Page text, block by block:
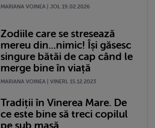
MARIANA VOINEA | JOI, 19.02.2026
Zodiile care se stresează
mereu din...nimic! Își găsesc
singure bătăi de cap când le
merge bine în viață
MARIANA VOINEA | VINERI, 15.12.2023
Tradiții în Vinerea Mare. De
ce este bine să treci copilul
pe sub masă